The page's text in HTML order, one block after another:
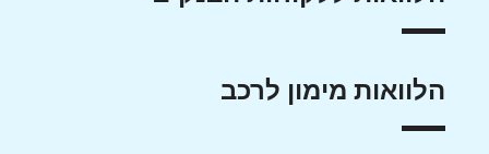
הלוואות מימון לרכב